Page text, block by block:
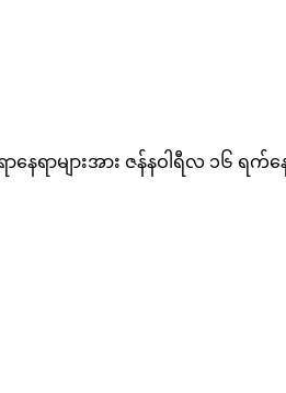
ာနေရာများအား ဇန်နဝါရီလ ၁